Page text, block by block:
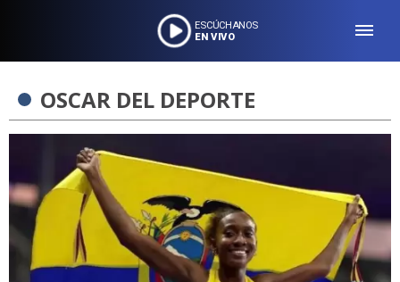
ESCÚCHANOS
EN VIVO
OSCAR DEL DEPORTE